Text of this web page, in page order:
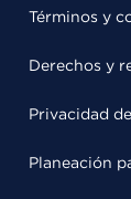
Términos y
Derechos y
Privacidad
Planeación